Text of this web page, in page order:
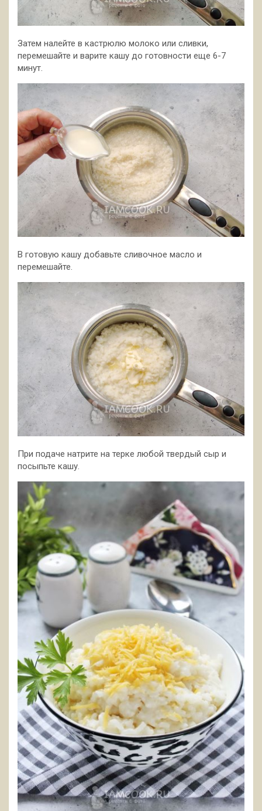
Затем налейте в кастрюлю молоко или сливки,
перемешайте и варите кашу до готовности еще 6-7
минут.
В готовую кашу добавьте сливочное масло и
перемешайте.
При подаче натрите на терке любой твердый сыр и
посыпьте кашу.